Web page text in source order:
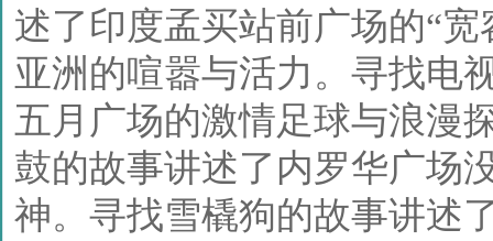
述了印度孟买站前广场的“
亚洲的喧嚣与活力。寻找电
五月广场的激情足球与浪漫
鼓的故事讲述了内罗华广场
神。寻找雪橇狗的故事讲述